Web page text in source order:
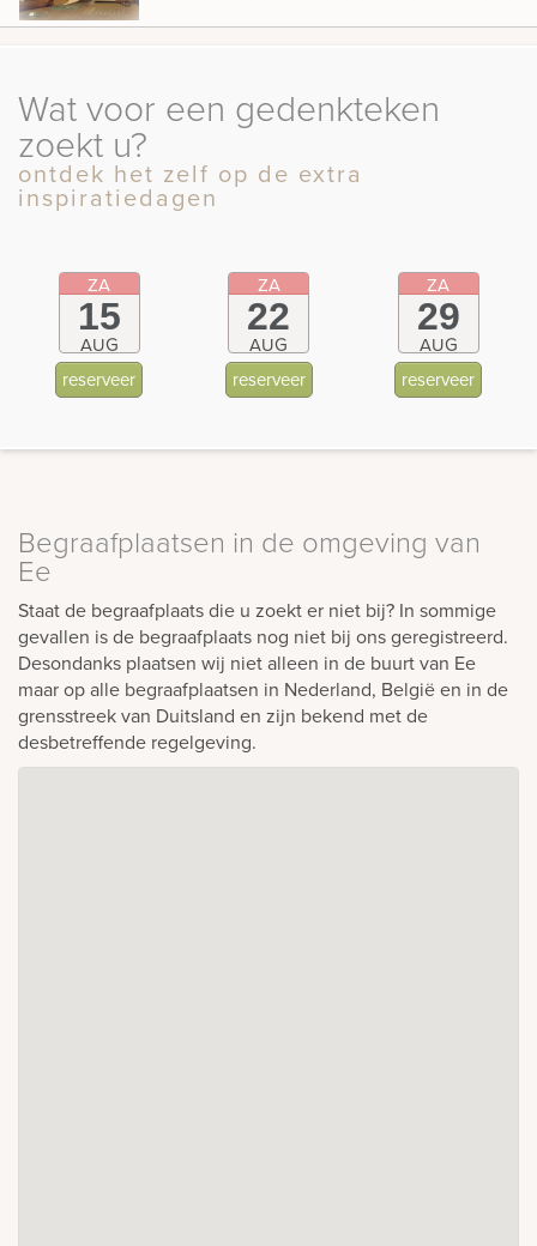
Wat voor een gedenkteken
zoekt u?
ontdek het zelf op de extra
inspiratiedagen
ZA
15
AUG
reserveer
ZA
22
AUG
reserveer
ZA
29
AUG
reserveer
Begraafplaatsen in de omgeving van
Ee
Staat de begraafplaats die u zoekt er niet bij? In sommige
gevallen is de begraafplaats nog niet bij ons geregistreerd.
Desondanks plaatsen wij niet alleen in de buurt van Ee
maar op alle begraafplaatsen in Nederland, België en in de
grensstreek van Duitsland en zijn bekend met de
desbetreffende regelgeving.